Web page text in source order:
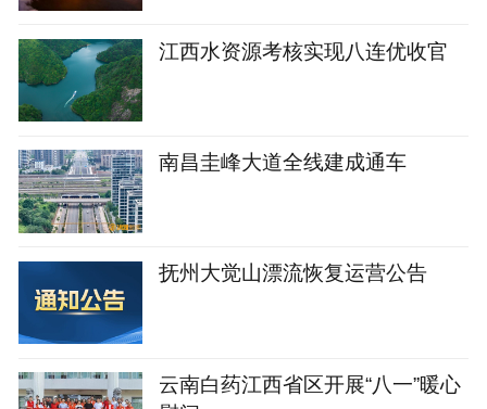
江西水资源考核实现八连优收官
南昌圭峰大道全线建成通车
抚州大觉山漂流恢复运营公告
云南白药江西省区开展“八一”暖心